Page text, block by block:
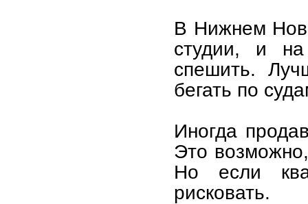
В Нижнем
студии, и
спешить.
бегать по
Иногда
Это
Но если
рисковать.